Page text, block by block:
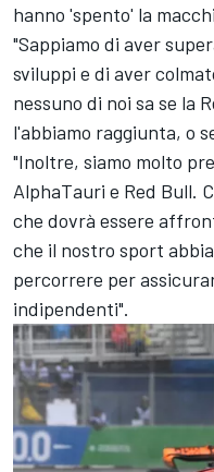
hanno 'spento' la
"Sappiamo di aver
sviluppi e di aver
nessuno di noi sa se la
l'abbiamo raggiunta, o
"Inoltre, siamo molto
AlphaTauri e Red Bull.
che dovrà essere
che il nostro sport
percorrere per
indipendenti".